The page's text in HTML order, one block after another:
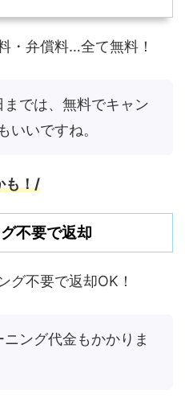
・弁償料…全て無料！
では、無料でキャン
いいですね。
も！/
不要で返却
グ不要で返却OK！
ング代金もかかりま